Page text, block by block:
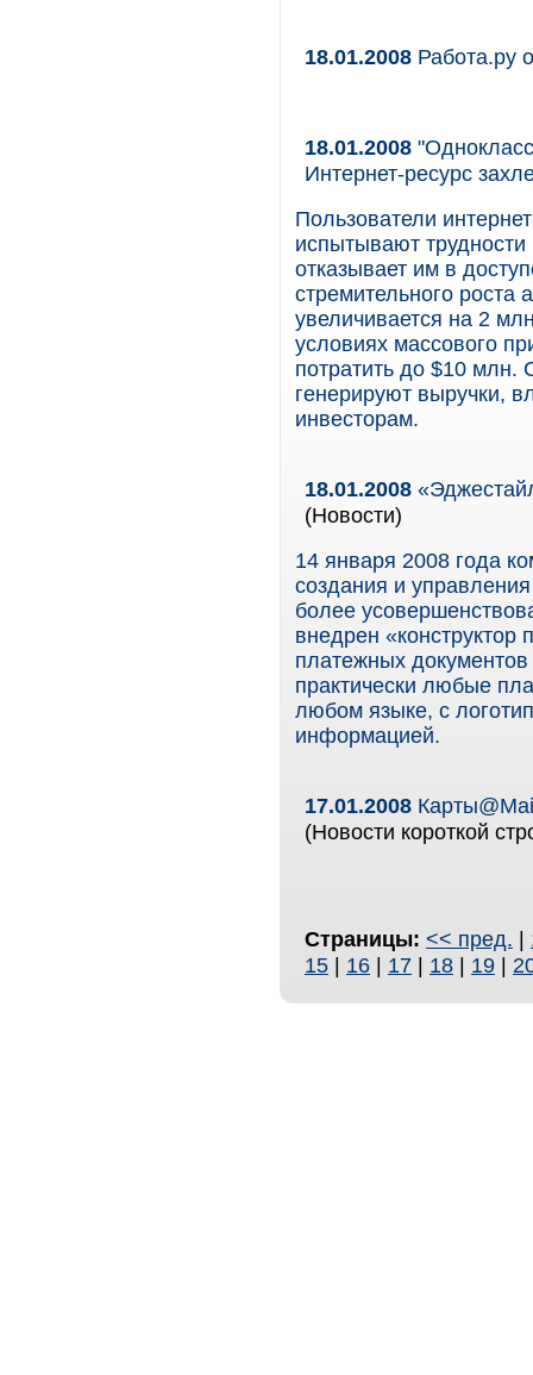
18.01.2008 Работа.ру
18.01.2008
Интернет-ресурс
Пользователи
испытывают трудности
отказывает им в
стремительного роста
увеличивается на 2
условиях массового
потратить до $10 млн.
генерируют выручки,
инвесторам.
18.01.2008
(Новости)
14 января 2008 года
создания и
более
внедрен «конструктор
платежных документов
практически любые
любом языке, с
информацией.
17.01.2008
(Новости короткой
Страницы: << пред. |
15 | 16 | 17 | 18 | 19 |